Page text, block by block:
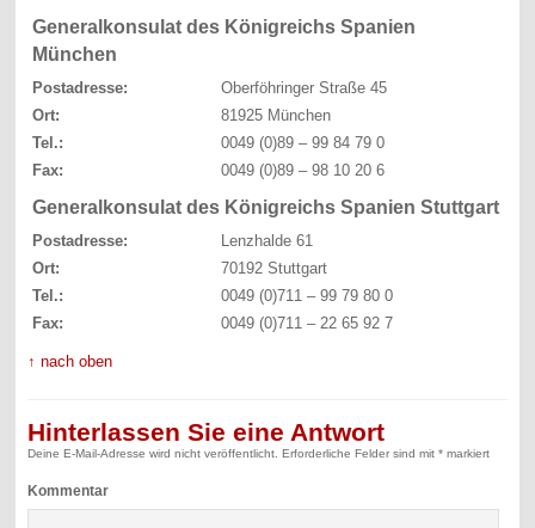
Generalkonsulat des Königreichs Spanien
München
Postadresse:
Oberföhringer Straße 45
Ort:
81925 München
Tel.:
0049 (0)89 – 99 84 79 0
Fax:
0049 (0)89 – 98 10 20 6
Generalkonsulat des Königreichs Spanien Stuttgart
Postadresse:
Lenzhalde 61
Ort:
70192 Stuttgart
Tel.:
0049 (0)711 – 99 79 80 0
Fax:
0049 (0)711 – 22 65 92 7
↑ nach oben
Hinterlassen Sie eine Antwort
Deine E-Mail-Adresse wird nicht veröffentlicht. Erforderliche Felder sind mit* markiert
Kommentar